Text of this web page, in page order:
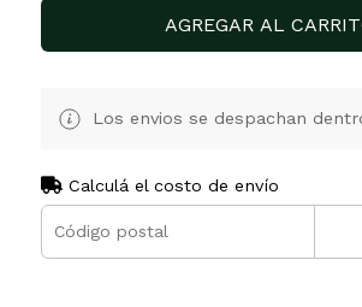
AGREGAR AL
Los envios se despachan
Calculá el costo de envío